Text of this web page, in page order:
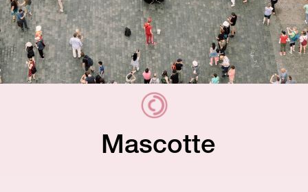
Design
Designdiesten
Mascotte